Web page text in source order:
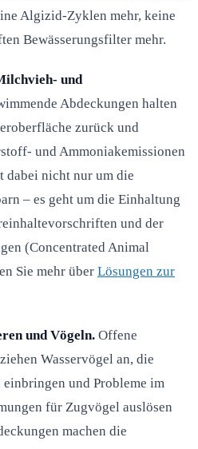
Algizid-Zyklen mehr, keine
Bewässerungsfilter mehr.
und
Abdeckungen halten
zurück und
und Ammoniakemissionen
dabei nicht nur um die
– es geht um die Einhaltung
und der
(Concentrated Animal
Sie mehr über Lösungen zur
und Vögeln. Offene
Wasservögel an, die
und Probleme im
für Zugvögel auslösen
machen die